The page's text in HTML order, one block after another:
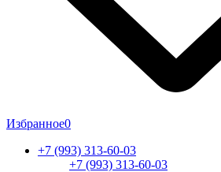
Избранное0
+7 (993) 313-60-03
+7 (993) 313-60-03